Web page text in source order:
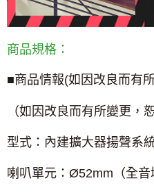
商品規格：
■商品情報(如因改良而有
（如因改良而有所變更，
型式：內建擴大器揚聲系
喇叭單元： Ø52mm （全音